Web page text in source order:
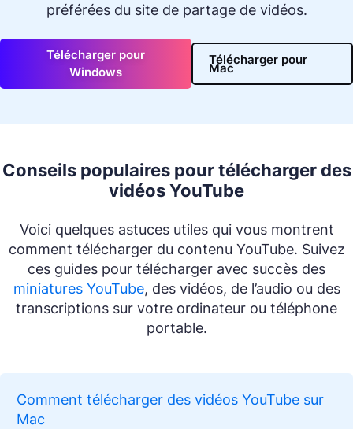
préférées du site de partage de vidéos.
Télécharger pour
Windows
Télécharger pour
Mac
Conseils populaires pour télécharger des
vidéos YouTube
Voici quelques astuces utiles qui vous montrent
comment télécharger du contenu YouTube. Suivez
ces guides pour télécharger avec succès des
miniatures YouTube, des vidéos, de l’audio ou des
transcriptions sur votre ordinateur ou téléphone
portable.
Comment télécharger des vidéos YouTube sur
Mac